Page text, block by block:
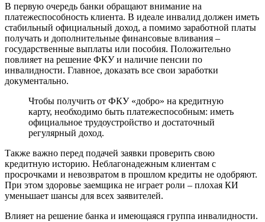
В первую очередь банки обращают внимание на
платежеспособность клиента. В идеале инвалид должен иметь
стабильный официальный доход, а помимо заработной платы
получать и дополнительные финансовые вливания –
государственные выплаты или пособия. Положительно
повлияет на решение ФКУ и наличие пенсии по
инвалидности. Главное, доказать все свои заработки
документально.
Чтобы получить от ФКУ «добро» на кредитную
карту, необходимо быть платежеспособным: иметь
официальное трудоустройство и достаточный
регулярный доход.
Также важно перед подачей заявки проверить свою
кредитную историю. Неблагонадежным клиентам с
просрочками и невозвратом в прошлом кредиты не одобряют.
При этом здоровье заемщика не играет роли – плохая КИ
уменьшает шансы для всех заявителей.
Влияет на решение банка и имеющаяся группа инвалидности.